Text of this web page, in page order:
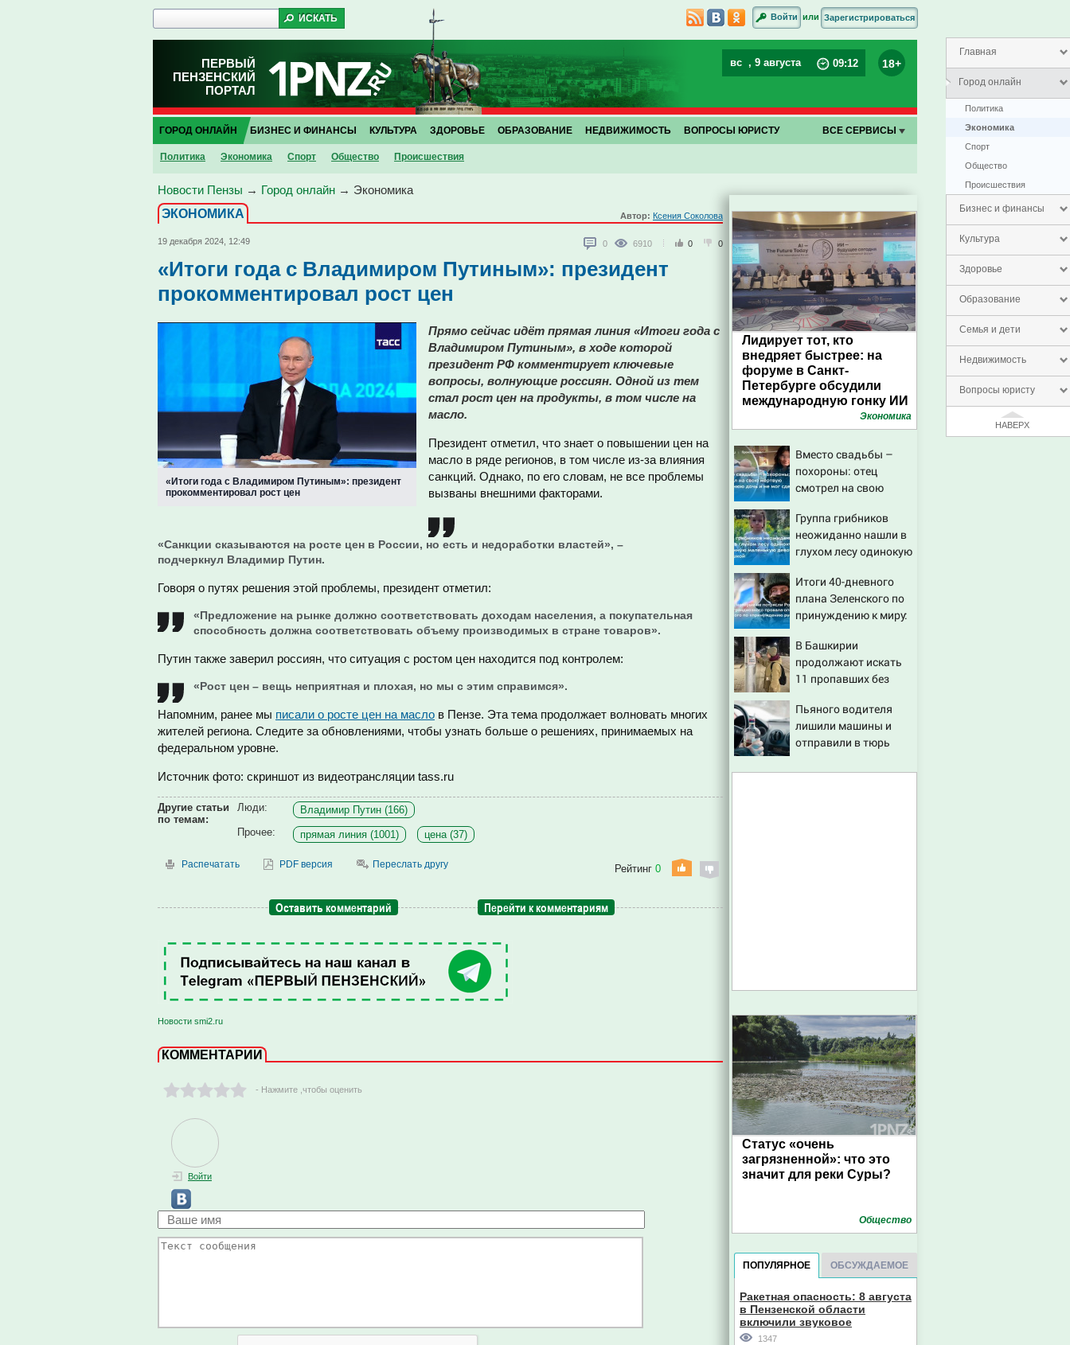
Главная
Город онлайн
Политика
Экономика
Спорт
Общество
Проиcшествия
Бизнес и финансы
Культура
Здоровье
Образование
Семья и дети
Недвижимость
Вопросы юристу
НАВЕРХ
Войти или Зарегистрироваться
ПЕРВЫЙ
ПЕНЗЕНСКИЙ
ПОРТАЛ
вс , 9 августа 09:12 18+
ГОРОД ОНЛАЙН
Политика Экономика Спорт Общество Проиcшествия
БИЗНЕС И ФИНАНСЫ КУЛЬТУРА ЗДОРОВЬЕ ОБРАЗОВАНИЕ НЕДВИЖИМОСТЬ ВОПРОСЫ ЮРИСТУ ВСЕ СЕРВИСЫ
Новости Пензы → Город онлайн → Экономика
ЭКОНОМИКА
Автор: Ксения Соколова
19 декабря 2024, 12:49 0 6910 0 0
«Итоги года с Владимиром Путиным»: президент
прокомментировал рост цен
«Итоги года с Владимиром Путиным»: президент
прокомментировал рост цен
Прямо сейчас идёт прямая линия «Итоги года с
Владимиром Путиным», в ходе которой
президент РФ комментирует ключевые
вопросы, волнующие россиян. Одной из тем
стал рост цен на продукты, в том числе на
масло.
Президент отметил, что знает о повышении цен на
масло в ряде регионов, в том числе из-за влияния
санкций. Однако, по его словам, не все проблемы
вызваны внешними факторами.
«Санкции сказываются на росте цен в России, но есть и недоработки властей», –
подчеркнул Владимир Путин.
Говоря о путях решения этой проблемы, президент отметил:
«Предложение на рынке должно соответствовать доходам населения, а покупательная
способность должна соответствовать объему производимых в стране товаров».
Путин также заверил россиян, что ситуация с ростом цен находится под контролем:
«Рост цен – вещь неприятная и плохая, но мы с этим справимся».
Напомним, ранее мы писали о росте цен на масло в Пензе. Эта тема продолжает волновать многих
жителей региона. Следите за обновлениями, чтобы узнать больше о решениях, принимаемых на
федеральном уровне.
Источник фото: скриншот из видеотрансляции tass.ru
Другие статьи
по темам:
Люди:
Владимир Путин (166)
Прочее:
прямая линия (1001) цена (37)
Распечатать PDF версия Переслать другу Рейтинг 0
Оставить комментарий Перейти к комментариям
Новости smi2.ru
КОММЕНТАРИИ
- Нажмите ,чтобы оценить
Войти
Лидирует тот, кто
внедряет быстрее: на
форуме в Санкт-
Петербурге обсудили
международную гонку ИИ
Экономика
Вместо свадьбы –
похороны: отец
смотрел на свою
дочь и не мог
сдержать слезы
Группа грибников
неожиданно нашли в
глухом лесу одинокую
маленькую девочку с
игрушкой
Итоги 40-дневного
плана Зеленского по
принуждению к миру:
полный разбор
провала операции
Украины от военкора
В Башкирии
продолжают искать
11 пропавших без
Пьяного водителя
лишили машины и
отправили в тюрь
Статус «очень
загрязненной»: что это
значит для реки Суры?
Общество
ПОПУЛЯРНОЕ ОБСУЖДАЕМОЕ
Ракетная опасность: 8 августа
в Пензенской области
включили звуковое
оповещение
1347